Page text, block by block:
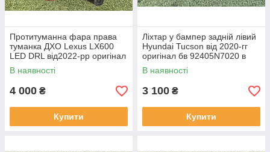
Протитуманна фара права
туманка ДХО Lexus LX600
LED DRL від2022-рр оригінал
бв відсутнє одно кріплення
В наявності
4 000 ₴
Купити
Ліхтар у бампер задній лівий
Hyundai Tucson від 2020-гг
оригінал бв 92405N7020 в
нормальному стані
В наявності
3 100 ₴
Купити